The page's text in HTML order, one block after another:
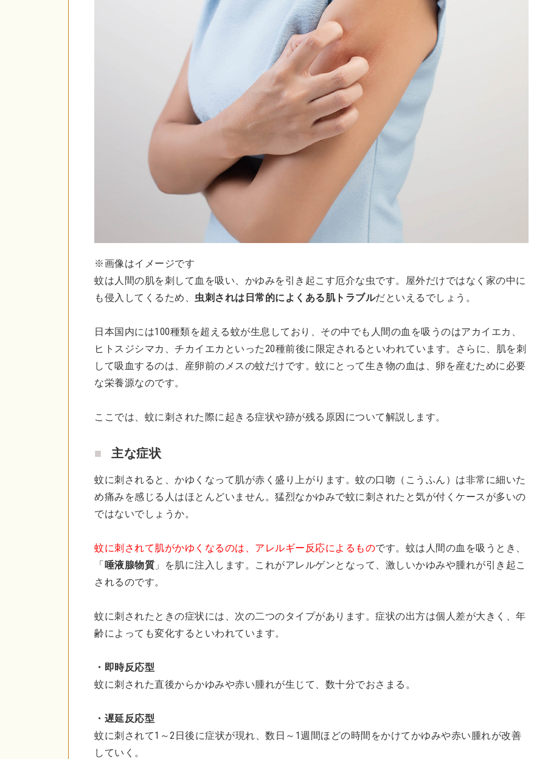
※画像はイメージです
蚊は人間の肌を刺して血を吸い、かゆみを引き起こす厄介な虫です。屋外だけではなく家の中に
も侵入してくるため、 虫刺されは日常的によくある肌トラブルだといえるでしょう。
日本国内には100種類を超える蚊が生息しており、その中でも人間の血を吸うのはアカイエカ、
ヒトスジシマカ、チカイエカといった20種前後に限定されるといわれています。さらに、肌を刺
して吸血するのは、産卵前のメスの蚊だけです。蚊にとって生き物の血は、卵を産むために必要
な栄養源なのです。
ここでは、蚊に刺された際に起きる症状や跡が残る原因について解説します。
主な症状
蚊に刺されると、かゆくなって肌が赤く盛り上がります。蚊の口吻（こうふん）は非常に細いた
め痛みを感じる人はほとんどいません。猛烈なかゆみで蚊に刺されたと気が付くケースが多いの
ではないでしょうか。
蚊に刺されて肌がかゆくなるのは、アレルギー反応によるものです。蚊は人間の血を吸うとき、
「唾液腺物質 」を肌に注入します。これがアレルゲンとなって、激しいかゆみや腫れが引き起こ
されるのです。
蚊に刺されたときの症状には、次の二つのタイプがあります。症状の出方は個人差が大きく、年
齢によっても変化するといわれています。
・即時反応型
蚊に刺された直後からかゆみや赤い腫れが生じて、数十分でおさまる。
・遅延反応型
蚊に刺されて1～2日後に症状が現れ、数日～1週間ほどの時間をかけてかゆみや赤い腫れが改善
していく。